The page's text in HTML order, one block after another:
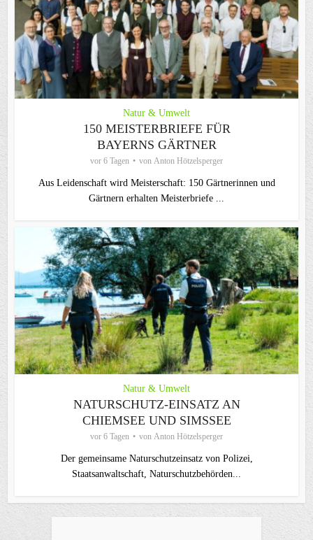
Natur & Umwelt
150 MEISTERBRIEFE FÜR
BAYERNS GÄRTNER
vor 6 Tagen von Anton Hötzelsperger
Aus Leidenschaft wird Meisterschaft: 150 Gärtnerinnen und
Gärtnern erhalten Meisterbriefe ...
Natur & Umwelt
NATURSCHUTZ-EINSATZ AN
CHIEMSEE UND SIMSSEE
vor 6 Tagen von Anton Hötzelsperger
Der gemeinsame Naturschutzeinsatz von Polizei,
Staatsanwaltschaft, Naturschutzbehörden...